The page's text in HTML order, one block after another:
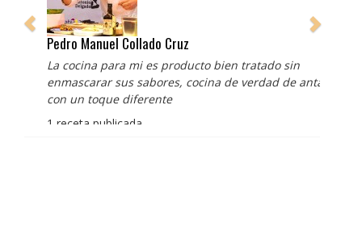
Pedro Manuel Collado Cruz
La cocina para mi es producto bien tratado sin
enmascarar sus sabores, cocina de verdad de antaño
con un toque diferente
1 receta publicada